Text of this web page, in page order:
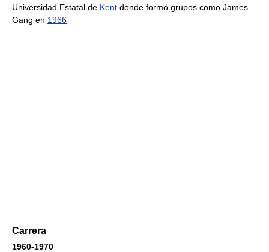
Universidad Estatal de Kent donde formó grupos como James
Gang en 1966
Carrera
1960-1970